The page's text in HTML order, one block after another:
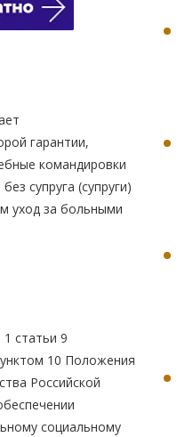
гарантии,
командировки
супруга (супруги)
уход за больными
статьи 9
10 Положения
Российской
социальному